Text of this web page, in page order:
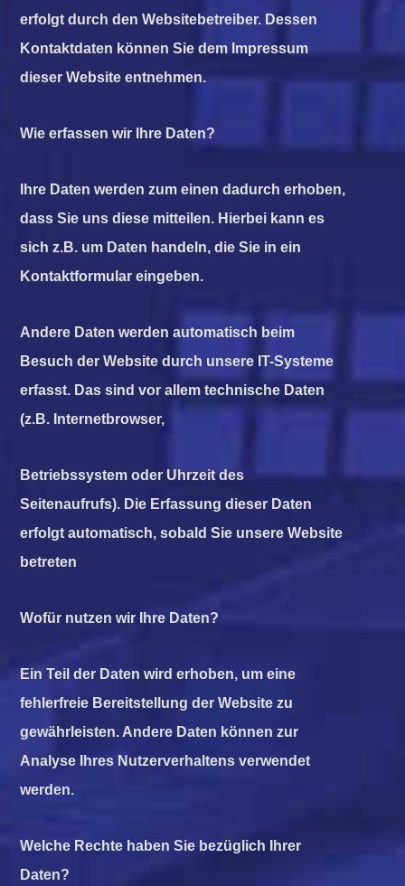
erfolgt durch den Websitebetreiber. Dessen
Kontaktdaten können Sie dem Impressum
dieser Website entnehmen.
Wie erfassen wir Ihre Daten?
Ihre Daten werden zum einen dadurch erhoben,
dass Sie uns diese mitteilen. Hierbei kann es
sich z.B. um Daten handeln, die Sie in ein
Kontaktformular eingeben.
Andere Daten werden automatisch beim
Besuch der Website durch unsere IT-Systeme
erfasst. Das sind vor allem technische Daten
(z.B. Internetbrowser,
Betriebssystem oder Uhrzeit des
Seitenaufrufs). Die Erfassung dieser Daten
erfolgt automatisch, sobald Sie unsere Website
betreten
Wofür nutzen wir Ihre Daten?
Ein Teil der Daten wird erhoben, um eine
fehlerfreie Bereitstellung der Website zu
gewährleisten. Andere Daten können zur
Analyse Ihres Nutzerverhaltens verwendet
werden.
Welche Rechte haben Sie bezüglich Ihrer
Daten?